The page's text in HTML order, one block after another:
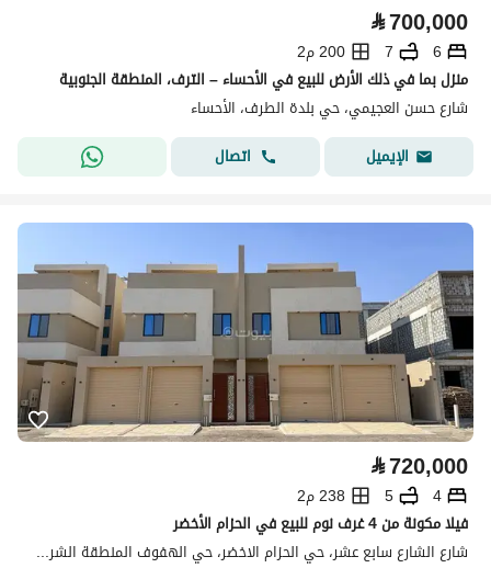
⃁700,000
6
7
200 م2
منزل بما في ذلك الأرض للبيع في الأحساء – الترف، المنطقة الجنوبية
شارع حسن العجيمي، حي بلدة الطرف، الأحساء
الإيميل
اتصال
⃁720,000
4
5
238 م2
فيلا مكونة من 4 غرف نوم للبيع في الحزام الأخضر
شارع الشارع سابع عشر، حي الحزام الاخضر، حي الهفوف المنطقة الشرقية، الأحساء